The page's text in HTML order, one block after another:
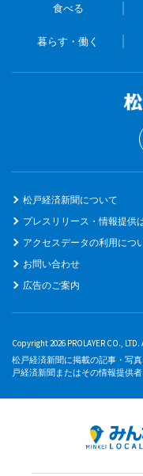
食べる
暮らす・働く
松戸経済新聞について
プレスリリース・情報提供
アクセスデータの利用につ
お問い合わせ
広告のご案内
Copyright 2026 PROLAYER CO.,
松戸経済新聞に掲載の記事・写
戸経済新聞またはその情報提供者